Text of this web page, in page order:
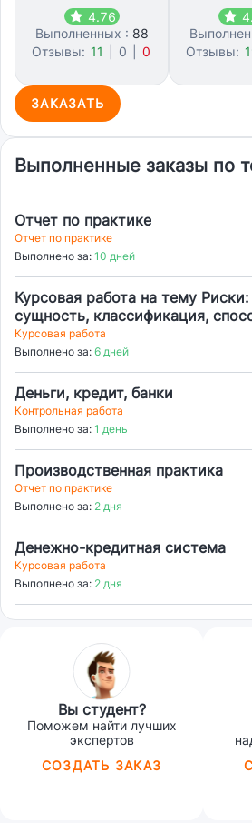
4.76
Выполненных : 88
Отзывы: 11 0 0
Отзывы:
ЗАКАЗАТЬ
Выполненные заказы по
Отчет по практике
Отчет по практике
Выполнено за: 10 дней
Курсовая работа на тему Риски:
сущность, классификация,
оценки, методы управления
Курсовая работа
Выполнено за: 6 дней
Деньги, кредит, банки
Контрольная работа
Выполнено за: 1 день
Производственная практика
Отчет по практике
Выполнено за: 2 дня
Денежно-кредитная система
Курсовая работа
Выполнено за: 2 дня
Вы студент?
Поможем найти лучших
экспертов
СОЗДАТЬ ЗАКАЗ